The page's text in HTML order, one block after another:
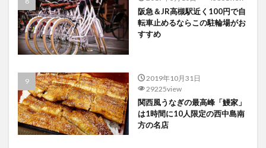
阪急＆JR高槻駅近く100円で自
転車止めるならこの駐輪場がお
すすめ
2019年10月31日
29225view
関西風うなぎの最高峰「鰻家」
は1時間に10人限定の西中島南
方の名店